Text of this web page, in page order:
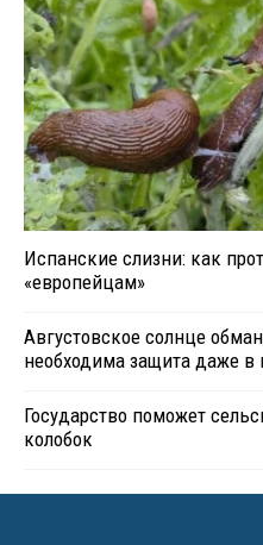
Испанские слизни: как
«европейцам»
Августовское солнце
необходима защита даже в
Государство поможет
колобок